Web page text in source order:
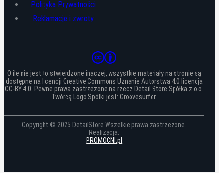
Polityka Prywatności
Reklamacje i zwroty
O ile nie jest to stwierdzone inaczej, wszystkie materiały na stronie są
dostępne na licencji Creative Commons Uznanie Autorstwa 4.0 licencja
CC-BY 4.0. Pewne prawa zastrzeżone na rzecz Detail Store Spółka z o.o.
Twórcą Logo Spółki jest: Groovesurfer.
Copyright © 2025 DetailStore Wszelkie prawa zastrzeżone.
Realizacja:
PROMOCNI.pl